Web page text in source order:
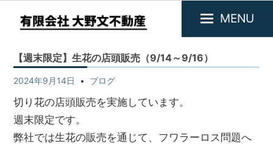
野
文
動
産
MENU
【週末限定】生花の店頭販売（9/14～9/16）
2024年9月14日 ブログ
切り花の店頭販売を実施しています。
週末限定です。
弊社では生花の販売を通じて、フワラーロス問題へ